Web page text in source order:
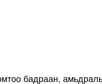
бадраан,